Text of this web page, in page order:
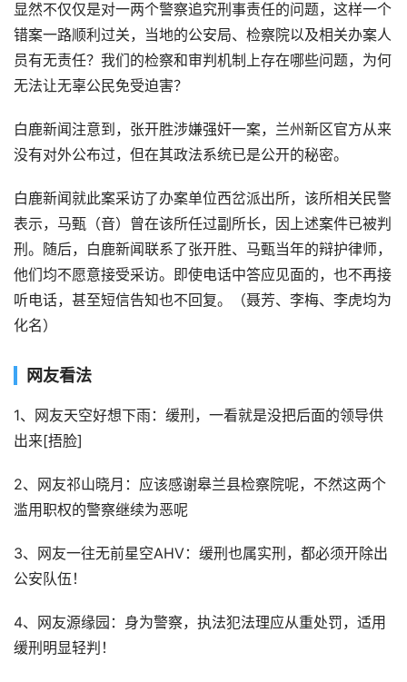
显然不仅仅是对一两个警察追究刑事责任的问题，这样一个
错案一路顺利过关，当地的公安局、检察院以及相关办案人
员有无责任？我们的检察和审判机制上存在哪些问题，为何
无法让无辜公民免受迫害？
白鹿新闻注意到，张开胜涉嫌强奸一案，兰州新区官方从来
没有对外公布过，但在其政法系统已是公开的秘密。
白鹿新闻就此案采访了办案单位西岔派出所，该所相关民警
表示，马甄（音）曾在该所任过副所长，因上述案件已被判
刑。随后，白鹿新闻联系了张开胜、马甄当年的辩护律师，
他们均不愿意接受采访。即使电话中答应见面的，也不再接
听电话，甚至短信告知也不回复。（聂芳、李梅、李虎均为
化名）
网友看法
1、网友天空好想下雨：缓刑，一看就是没把后面的领导供
出来[捂脸]
2、网友祁山晓月：应该感谢皋兰县检察院呢，不然这两个
滥用职权的警察继续为恶呢
3、网友一往无前星空AHV：缓刑也属实刑，都必须开除出
公安队伍！
4、网友源缘园：身为警察，执法犯法理应从重处罚，适用
缓刑明显轻判！